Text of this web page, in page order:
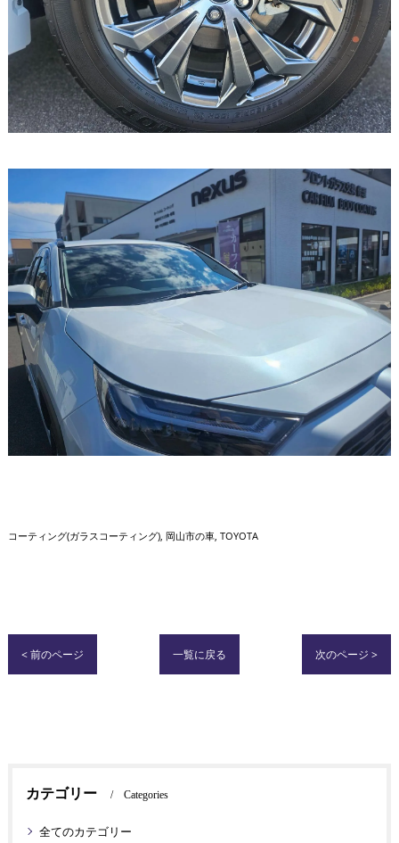
コーティング(ガラスコーティング) 岡山市の車 TOYOTA
< 前のページ 一覧に戻る 次のページ >
カテゴリー Categories
全てのカテゴリー